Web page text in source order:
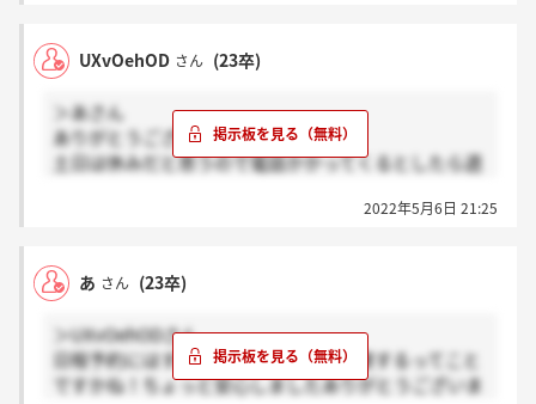
UXvOehOD さん (23卒)
＞あさん
ありがとうございます！
土日は休みだと思うので電話かかってくるとしたら週
2022年5月6日 21:25
あ さん (23卒)
＞UXvOehODさん
日程予約にはすすめないんで電話で調整するってこと
ですかね！ちょっと安心しましたありがとうございま